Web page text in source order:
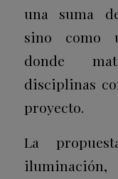
una suma
sino como
donde
disciplinas
proyecto.
La